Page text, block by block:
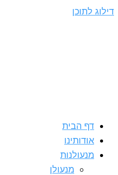
דילוג לתוכן
דף הבית
אודותינו
מנעולנות
מנעולן